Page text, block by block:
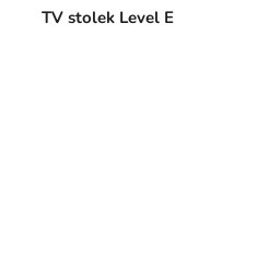
TV stolek Level E